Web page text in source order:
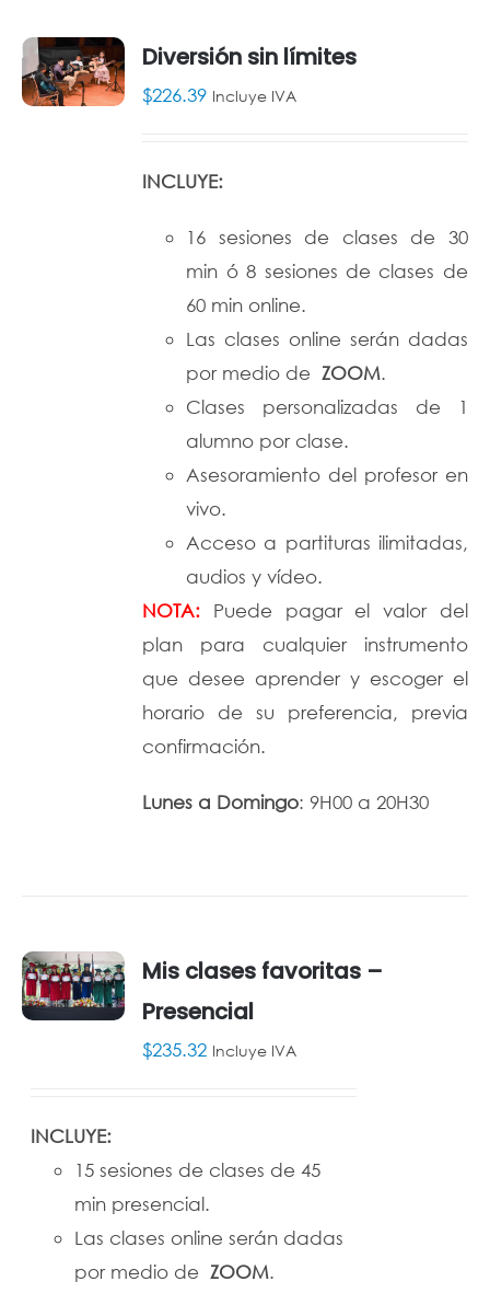
AÑADIR
Diversión sin límites
$226.39 Incluye IVA
INCLUYE:
16 sesiones de clases de 30
min ó 8 sesiones de clases de
60 min online.
Las clases online serán dadas
por medio de ZOOM.
Clases personalizadas de 1
alumno por clase.
Asesoramiento del profesor en
vivo.
Acceso a partituras ilimitadas,
audios y vídeo.
NOTA: Puede pagar el valor del
plan para cualquier instrumento
que desee aprender y escoger el
horario de su preferencia, previa
confirmación.
Lunes a Domingo: 9H00 a 20H30
AÑADIR
Mis clases favoritas –
Presencial
$235.32 Incluye IVA
INCLUYE:
15 sesiones de clases de 45
min presencial.
Las clases online serán dadas
por medio de ZOOM.